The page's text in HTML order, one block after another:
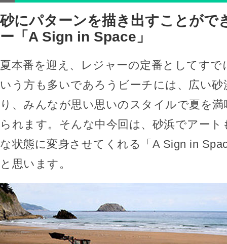
砂にパターンを描き出すことがで
ー「A Sign in Space」
夏本番を迎え、レジャーの定番としてす
いう方も多いであろうビーチには、広い
り、みんなが思い思いのスタイルで夏を
られます。そんな中今回は、砂浜でアー
な状態に変身させてくれる「A Sign in
と思います。